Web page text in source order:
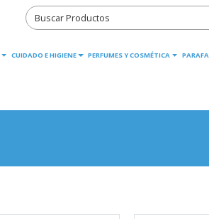
CUIDADO E HIGIENE PERFUMES Y COSMÉTICA